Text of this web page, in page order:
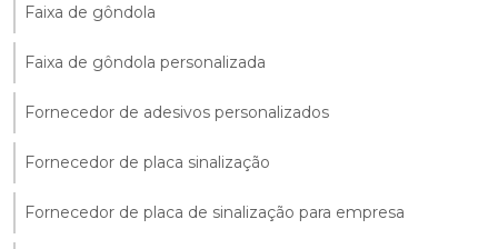
Faixa de gôndola
Faixa de gôndola personalizada
Fornecedor de adesivos personalizados
Fornecedor de placa sinalização
Fornecedor de placa de sinalização para empresa